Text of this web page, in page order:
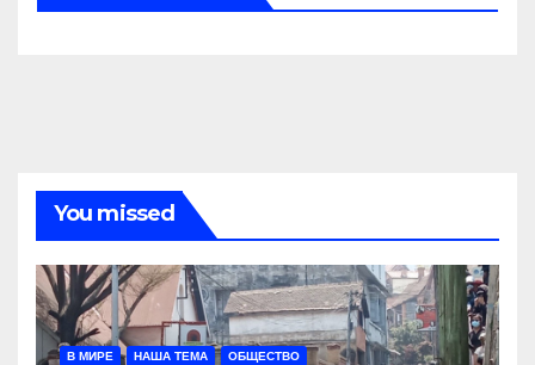
You missed
В МИРЕ НАША ТЕМА ОБЩЕСТВО